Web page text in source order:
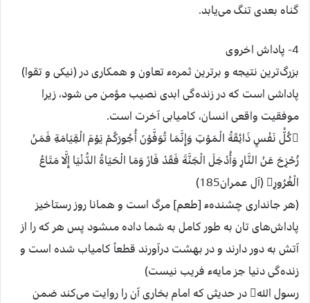
گناه بعدی تنگ می‌يابد.
4- پاداش اخروی
بزرگ‌ترين نتيجه و برترين ثمرهء تعاون و همكاری در (نيكی و تقوا)
پاداشی است كه در زنده‌گی ابدی نصيب مؤمن می شود، زيرا
موفقيت واقعی انسان، كاميابی آخرت است.
كُلُّ نَفْسٍ ذَائِقَةُ الْمَوْتِ وَإِنَّمَا تُوَفَّوْنَ أُجُورَكُمْ يَوْمَ الْقِيَامَةِ فَمَنْ
زُحْزِحَ عَنْ النَّارِ وَأُدْخِلَ الْجَنَّةَ فَقَدْ فَازَ وَمَا الْحَيَاةُ الدُّنْيَا إِلَّا مَتَاعُ
الْغُرُورِ (آل عمران185)
(هر جاندارى چشندهء [طعم] مرگ است و همانا روز رستاخيز
پاداش‌های تان به طور كامل به شما داده مى‏شود پس هر كه را از
آتش به دور دارند و در بهشت درآورند قطعاً كامياب شده است و
زنده‌گى دنيا جز مايهء فريب نيست)
رسول الله در حديثی كه امام بخاری آن را روايت می‌كند ضمن